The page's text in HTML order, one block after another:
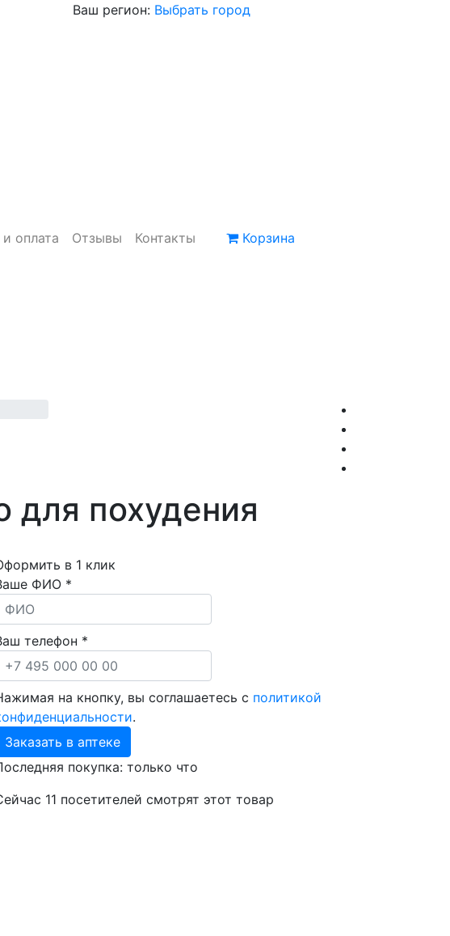
Ваш регион: Выбрать город
оплата Отзывы Контакты Корзина
для похудения
в 1 клик
ФИО *
телефон *
на кнопку, вы соглашаетесь с политикой
.
Заказать в аптеке
покупка: только что
11 посетителей смотрят этот товар